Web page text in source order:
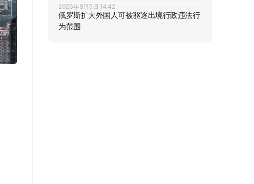
2026年8月5日 14:42
俄罗斯扩大外国人可被驱逐出境行政违法行
为范围